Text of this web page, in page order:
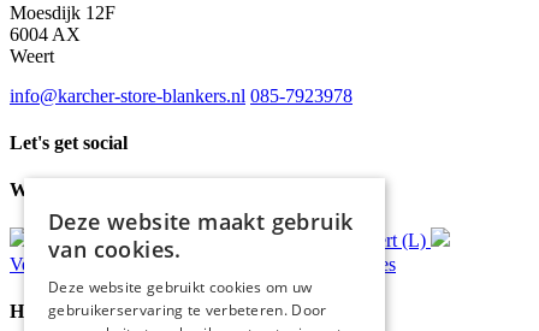
Moesdijk 12F
6004 AX
Weert
info@karcher-store-blankers.nl 085-7923978
Let's get social
Waar wij voor staan
bezorging*
Ophalen in Echt of Weert (L)
Verzonden binnen 48 uur* advies
Handige Links
Deze website maakt gebruik
van cookies.
Deze website gebruikt cookies om uw
gebruikerservaring te verbeteren. Door